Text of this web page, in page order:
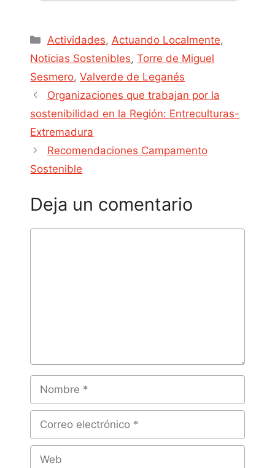
Actividades, Actuando Localmente,
Noticias Sostenibles,Torre de Miguel
Sesmero,Valverde de Leganés
Organizaciones que trabajan por la
sostenibilidad en la Región: Entreculturas-
Extremadura
Recomendaciones Campamento
Sostenible
Deja un comentario